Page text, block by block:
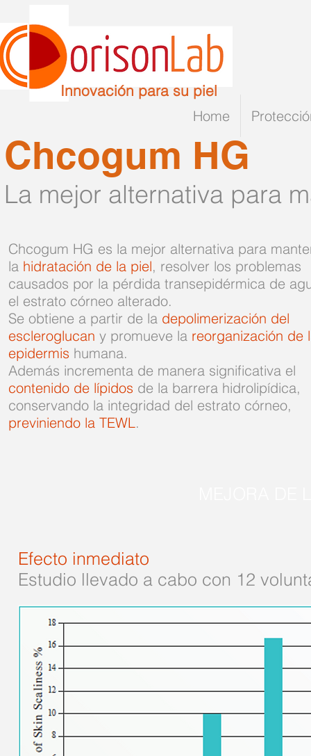
Home
Innovación para su piel
Chcogum HG
La mejor alternativa para
Chcogum HG es la mejor alternativa para
la hidratación de la piel, resolver los problemas
causados por la pérdida transepidérmica de
el estrato córneo alterado.
Se obtiene a partir de la depolimerización del
escleroglucan y promueve la reorganización de
epidermis humana.
Además incrementa de manera significativa el
contenido de lípidos de la barrera hidrolipídica,
conservando la integridad del estrato córneo,
previniendo la TEWL.
Efecto inmediato
Estudio llevado a cabo con 12